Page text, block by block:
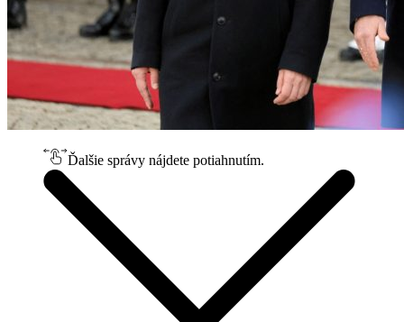
Ďalšie správy nájdete potiahnutím.